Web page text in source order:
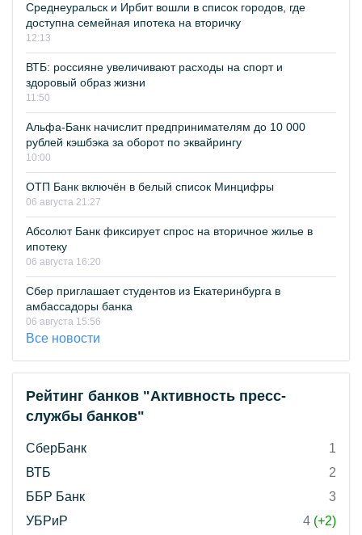
Среднеуральск и Ирбит вошли в список городов, где
доступна семейная ипотека на вторичку
12:13
ВТБ: россияне увеличивают расходы на спорт и
здоровый образ жизни
11:50
Альфа-Банк начислит предпринимателям до 10 000
рублей кэшбэка за оборот по эквайрингу
10:00
ОТП Банк включён в белый список Минцифры
06 августа 21:27
Абсолют Банк фиксирует спрос на вторичное жилье в
ипотеку
06 августа 16:20
Сбер приглашает студентов из Екатеринбурга в
амбассадоры банка
06 августа 15:56
Все новости
Рейтинг банков "Активность пресс-
службы банков"
СберБанк
1
ВТБ
2
ББР Банк
3
УБРиР
4 (+2)